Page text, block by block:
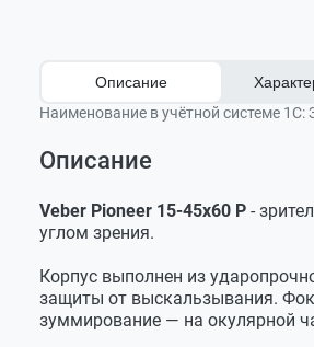
Описание
Наименование в учётной системе 1С:
Описание
Veber Pioneer 15-45x60 Р -
углом зрения.
Корпус выполнен из
защиты от выскальзывания.
зуммирование — на окулярной
Увеличение
Диаметр линзы
60
прибора
Диаметр выходного
зрачка
4-
ЗТ Veber Pioneer 15-45x60 Р
Крышка объектива
Крышка окуляра
Салфетка микрофибра
Чехол
Инструкция и гарантийный
Оставить отзыв
Задать вопрос
Петр
Добрый день на фото есть
Служба